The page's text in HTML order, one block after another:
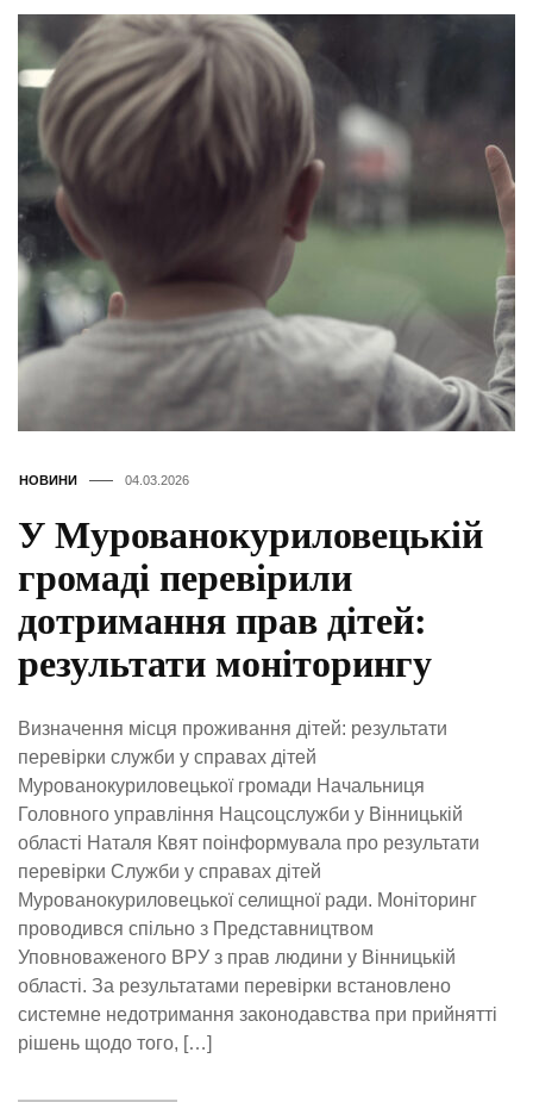
НОВИНИ 04.03.2026
У Мурованокуриловецькій
громаді перевірили
дотримання прав дітей:
результати моніторингу
Визначення місця проживання дітей: результати
перевірки служби у справах дітей
Мурованокуриловецької громади Начальниця
Головного управління Нацсоцслужби у Вінницькій
області Наталя Квят поінформувала про результати
перевірки Служби у справах дітей
Мурованокуриловецької селищної ради. Моніторинг
проводився спільно з Представництвом
Уповноваженого ВРУ з прав людини у Вінницькій
області. За результатами перевірки встановлено
системне недотримання законодавства при прийнятті
рішень щодо того, […]